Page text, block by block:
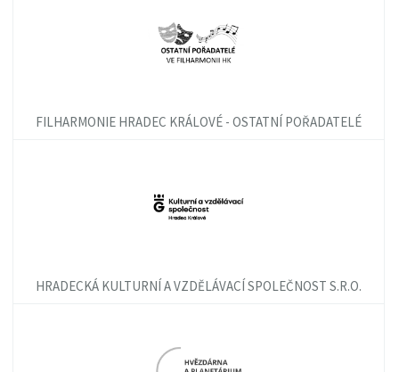
FILHARMONIE HRADEC KRÁLOVÉ - OSTATNÍ POŘADATELÉ
HRADECKÁ KULTURNÍ A VZDĚLÁVACÍ SPOLEČNOST S.R.O.